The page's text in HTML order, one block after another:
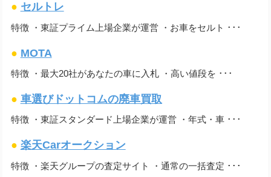
● セルトレ
特徴 ・東証プライム上場企業が運営 ・お車をセルト ･･･
● MOTA
特徴 ・最大20社があなたの車に入札 ・高い値段を ･･･
● 車選びドットコムの廃車買取
特徴 ・東証スタンダード上場企業が運営 ・年式・車 ･･･
● 楽天Carオークション
特徴 ・楽天グループの査定サイト ・通常の一括査定 ･･･